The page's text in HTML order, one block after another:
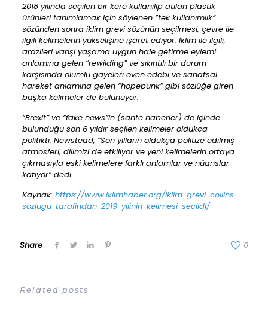
2018 yılında seçilen bir kere kullanılıp atılan plastik
ürünleri tanımlamak için söylenen “tek kullanımlık”
sözünden sonra iklim grevi sözünün seçilmesi, çevre ile
ilgili kelimelerin yükselişine işaret ediyor. İklim ile ilgili,
arazileri vahşi yaşama uygun hale getirme eylemi
anlamına gelen “rewilding” ve sıkıntılı bir durum
karşısında olumlu gayeleri öven edebi ve sanatsal
hareket anlamına gelen “hopepunk” gibi sözlüğe giren
başka kelimeler de bulunuyor.
“Brexit” ve “fake news”in (sahte haberler) de içinde
bulunduğu son 6 yıldır seçilen kelimeler oldukça
politikti. Newstead, “Son yılların oldukça politize edilmiş
atmosferi, dilimizi de etkiliyor ve yeni kelimelerin ortaya
çıkmasıyla eski kelimelere farklı anlamlar ve nüanslar
katıyor” dedi.
Kaynak: https://www.iklimhaber.org/iklim-grevi-collins-
sozlugu-tarafindan-2019-yilinin-kelimesi-secildi/
Share 0
Related posts